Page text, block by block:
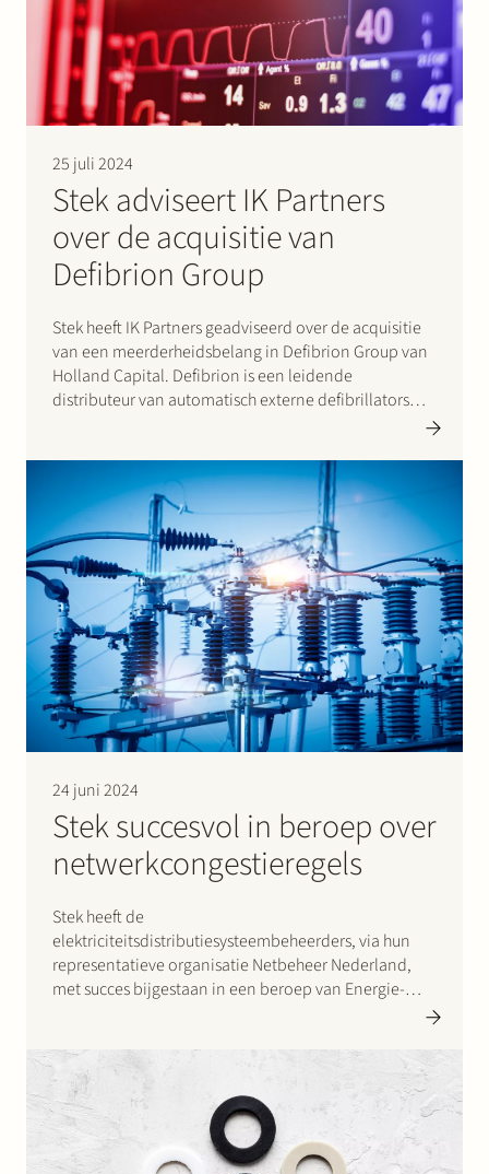
25 juli 2024
Stek adviseert IK Partners
over de acquisitie van
Defibrion Group
Stek heeft IK Partners geadviseerd over de acquisitie
van een meerderheidsbelang in Defibrion Group van
Holland Capital. Defibrion is een leidende
distributeur van automatisch externe defibrillators
(AED’s) en gerelateerde eerste hulp-producten. Met de
de komende jaren haar platform verder uit te
breiden…
24 juni 2024
Stek succesvol in beroep over
netwerkcongestieregels
Stek heeft de
elektriciteitsdistributiesysteembeheerders, via hun
representatieve organisatie Netbeheer Nederland,
met succes bijgestaan in een beroep van Energie-
toezichthouder op de energiemarkten, de Autoriteit
Consument en Markt (de “ACM”), met regels voor
congestiemanagement. Appellante…
Werken bij Stek
Partner Expertise Energie